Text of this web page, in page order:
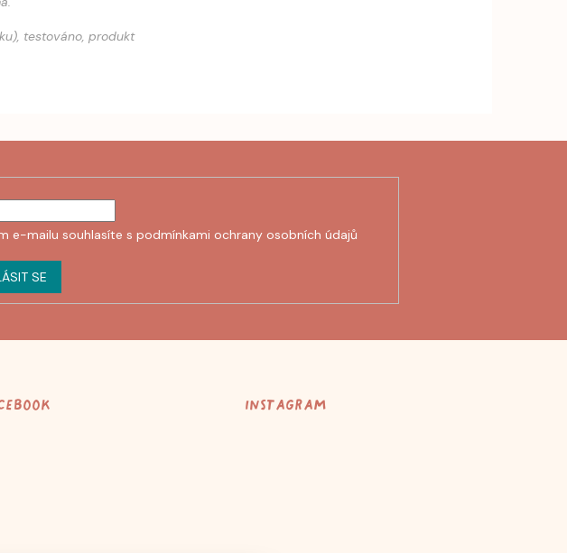
testováno, produkt
e-mailu souhlasíte spodmínkami ochrany osobních údajů
SE
Instagram